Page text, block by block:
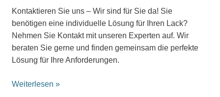
Kontaktieren Sie uns – Wir sind für Sie da! Sie
benötigen eine individuelle Lösung für Ihren Lack?
Nehmen Sie Kontakt mit unseren Experten auf. Wir
beraten Sie gerne und finden gemeinsam die perfekte
Lösung für Ihre Anforderungen.
Weiterlesen »